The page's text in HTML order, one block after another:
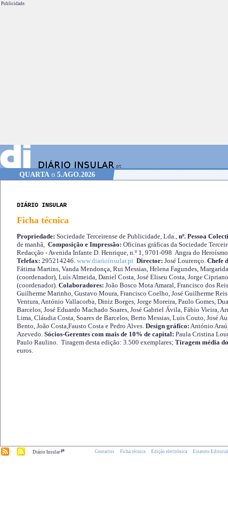
Publicidade.
QUARTA o 5.AGO.2026
DIÁRIO INSULAR
Ficha técnica
Propriedade: Sociedade Terceirense de Publicidade, Lda., nº. Pessoa
de manhã, Composição e Impressão: Oficinas gráficas da Sociedade
Redacção - Avenida Infante D. Henrique, n.º 1, 9701-098 Angra do
Telefax: 295214246. www.diarioinsular.pt Director: José Lourenço. Chefe
Fátima Martins, Vanda Mendonça, Rui Messias, Helena Fagundes,
(coordenador), Luís Almeida, Daniel Costa, José Eliseu Costa, Jorge
(coordenador). Colaboradores: João Bosco Mota Amaral, Francisco dos
Guilherme Marinho, Gustavo Moura, Francisco Coelho, José Guilherme
Ventura, António Vallacorba, Diniz Borges, Jorge Moreira, Paulo Gomes,
Barcelos, José Eduardo Machado Soares, José Gabriel Ávila, Fábio Vieira,
Lima, Cláudia Costa, Soares de Barcelos, Berto Messias, Luis Couto, José
Bento, João Costa,Fausto Costa e Pedro Alves. Design gráfico: António
Azevedo. Sócios-Gerentes com mais de 10% de capital: Paula Cristina
Paulo Raulino. Tiragem desta edição: 3.500 exemplares; Tiragem média
euros.
Diário Insular.pt Contactos Ficha técnica Edição electrónica Estatuto Editorial